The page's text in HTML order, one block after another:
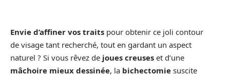
Envie d’affiner vos traits pour obtenir ce joli contour
de visage tant recherché, tout en gardant un aspect
naturel ? Si vous rêvez de joues creuses et d’une
mâchoire mieux dessinée, la bichectomie suscite